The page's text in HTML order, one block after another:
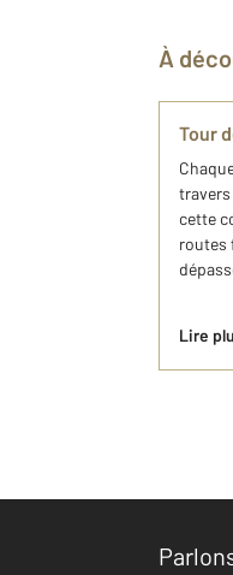
À
Tour
cette
routes
Lire